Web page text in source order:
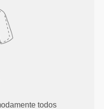
todos